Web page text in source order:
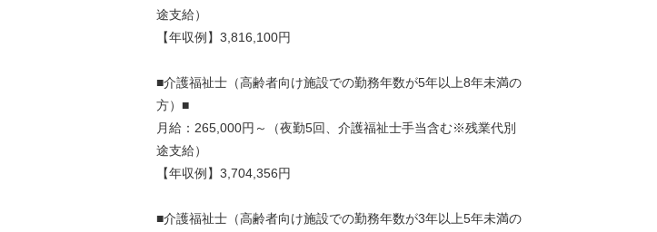
途支給）
【年収例】3,816,100円
■介護福祉士（高齢者向け施設での勤務年数が5年以上8年未満の
方）■
月給：265,000円～（夜勤5回、介護福祉士手当含む※残業代別
途支給）
【年収例】3,704,356円
■介護福祉士（高齢者向け施設での勤務年数が3年以上5年未満の